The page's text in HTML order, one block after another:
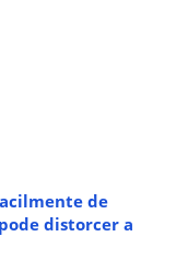
de
distorcer a